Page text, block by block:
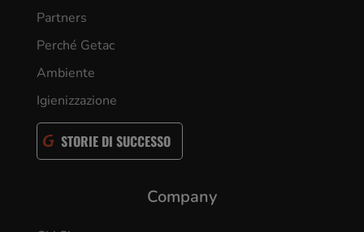
Partners
Perché Getac
Ambiente
Igienizzazione
STORIE DI SUCCESSO
Company